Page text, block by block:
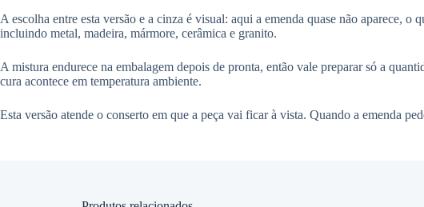
A escolha entre esta versão e a cinza é visual: aqui a emenda quase não aparece,
incluindo metal, madeira, mármore, cerâmica e granito.
A mistura endurece na embalagem depois de pronta, então vale preparar só a
cura acontece em temperatura ambiente.
Esta versão atende o conserto em que a peça vai ficar à vista. Quando a emenda